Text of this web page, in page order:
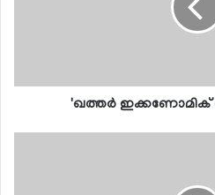
'ഖത്തര്‍ ഇക്കണോമിക്